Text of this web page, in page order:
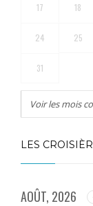
17 18
24 25
31
Voir les mois
LES
AOÛT, 2026